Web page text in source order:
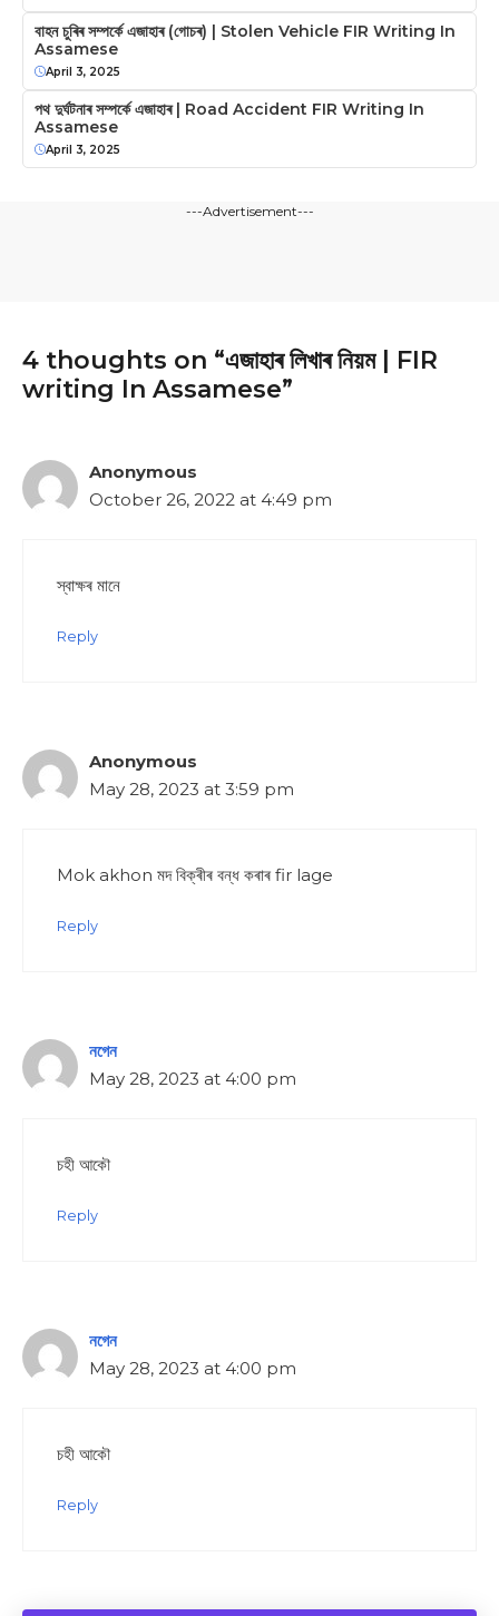
বাহন চুৰিৰ সম্পৰ্কে এজাহাৰ (গোচৰ) | Stolen Vehicle FIR Writing In
Assamese
April 3, 2025
পথ দুৰ্ঘটনাৰ সম্পৰ্কে এজাহাৰ | Road Accident FIR Writing In
Assamese
April 3, 2025
---Advertisement---
4 thoughts on “এজাহাৰ লিখাৰ নিয়ম | FIR
writing In Assamese”
Anonymous
October 26, 2022 at 4:49 pm
স্বাক্ষৰ মানে
Reply
Anonymous
May 28, 2023 at 3:59 pm
Mok akhon মদ বিক্ৰীৰ বন্ধ কৰাৰ fir lage
Reply
নগেন
May 28, 2023 at 4:00 pm
চহী আকৌ
Reply
নগেন
May 28, 2023 at 4:00 pm
চহী আকৌ
Reply